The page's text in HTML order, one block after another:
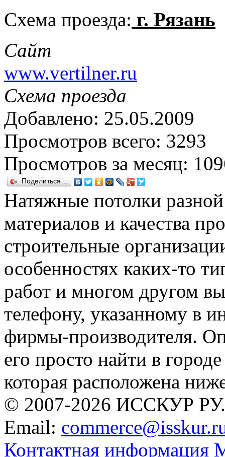
Схема проезда: г. Рязань
Сайт
www.vertilner.ru
Схема проезда
Добавлено: 25.05.2009
Просмотров всего: 3293
Просмотров за месяц:
Поделиться…
Натяжные потолки
материалов и качества
строительные
особенностях каких-то
работ и многом другом
телефону, указанному в
фирмы-производителя.
его просто найти в
которая расположена
© 2007-2026 ИССКУР РУ.
Email:
Контактная информация